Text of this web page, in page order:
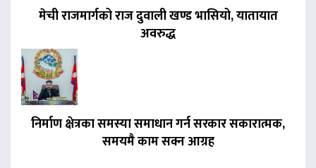
मेची राजमार्गको राज दुवाली खण्ड भासियो, यातायात
अवरुद्ध
निर्माण क्षेत्रका समस्या समाधान गर्न सरकार सकारात्मक,
समयमै काम सक्न आग्रह